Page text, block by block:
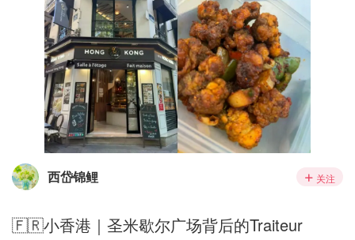
西岱锦鲤 关注
🇫🇷小香港｜圣米歇尔广场背后的Traiteur